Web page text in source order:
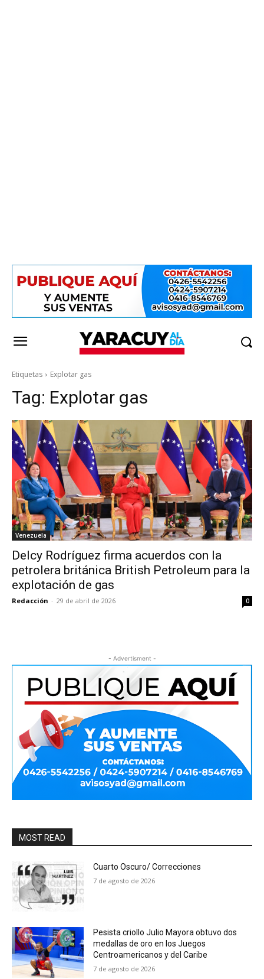
Etiquetas Explotar gas
Tag: Explotar gas
Venezuela
Delcy Rodríguez firma acuerdos con la
petrolera británica British Petroleum para la
explotación de gas
Redacción - 29 de abril de 2026 0
- Advertisment -
MOST READ
Cuarto Oscuro/ Correcciones
7 de agosto de 2026
Pesista criollo Julio Mayora obtuvo dos
medallas de oro en los Juegos
Centroamericanos y del Caribe
7 de agosto de 2026